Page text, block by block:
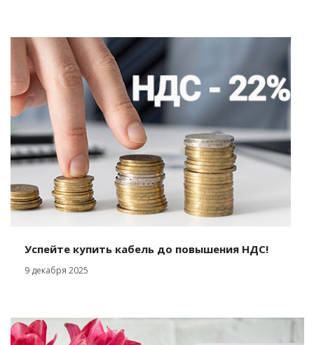
Успейте купить кабель до повышения НДС!
9 декабря 2025